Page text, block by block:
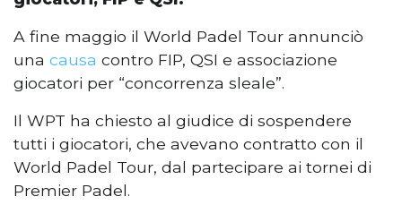
A fine maggio il World Padel Tour annunciò
una causa contro FIP, QSI e associazione
giocatori per “concorrenza sleale”.
Il WPT ha chiesto al giudice di sospendere
tutti i giocatori, che avevano contratto con il
World Padel Tour, dal partecipare ai tornei di
Premier Padel.